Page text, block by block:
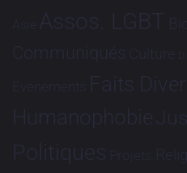
Asie Assos. LGBT
Communiqués Culture
Evénements Faits
Humanophobie
Politiques Projets